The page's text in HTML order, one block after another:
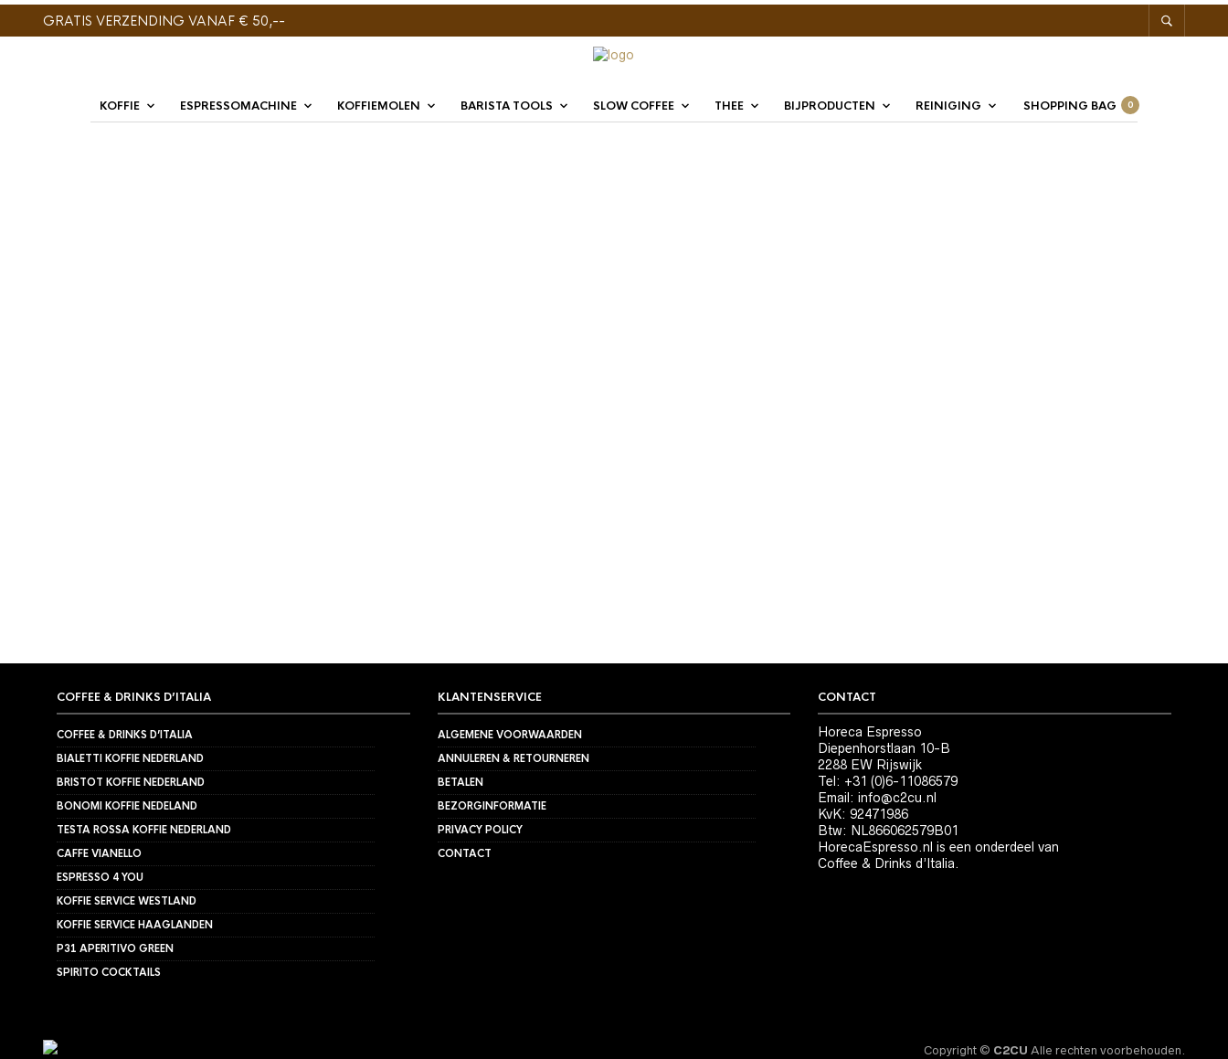
GRATIS VERZENDING VANAF € 50,--
KOFFIE ESPRESSOMACHINE KOFFIEMOLEN BARISTA TOOLS SLOW COFFEE THEE BIJPRODUCTEN REINIGING SHOPPING BAG 0
COFFEE & DRINKS D’ITALIA
COFFEE & DRINKS D’ITALIA
BIALETTI KOFFIE NEDERLAND
BRISTOT KOFFIE NEDERLAND
BONOMI KOFFIE NEDELAND
TESTA ROSSA KOFFIE NEDERLAND
CAFFE VIANELLO
ESPRESSO 4 YOU
KOFFIE SERVICE WESTLAND
KOFFIE SERVICE HAAGLANDEN
P31 APERITIVO GREEN
SPIRITO COCKTAILS
KLANTENSERVICE
ALGEMENE VOORWAARDEN
ANNULEREN & RETOURNEREN
BETALEN
BEZORGINFORMATIE
PRIVACY POLICY
CONTACT
CONTACT
Horeca Espresso
Diepenhorstlaan 10-B
2288 EW Rijswijk
Tel: +31 (0)6-11086579
Email:info@c2cu.nl
KvK: 92471986
Btw: NL866062579B01
HorecaEspresso.nl is een onderdeel van
Coffee & Drinks d’Italia.
Copyright © C2CU Alle rechten voorbehouden.